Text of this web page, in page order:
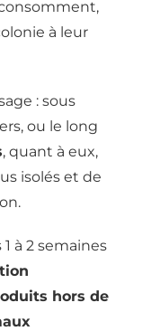
à leur
: sous
ou le long
, quant à eux,
isolés et de
à 2 semaines
hors de